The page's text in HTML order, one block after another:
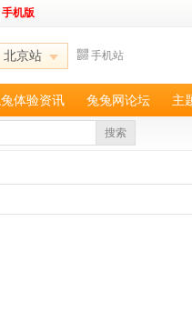
手机版
北京站 手机站
体验资讯 兔兔网论坛 主
搜索